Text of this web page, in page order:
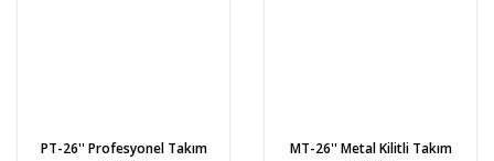
PT-26'' Profesyonel Takım
MT-26'' Metal Kilitli Takım